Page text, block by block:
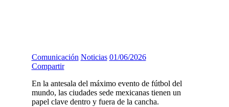
Comunicación Noticias 01/06/2026
Compartir
En la antesala del máximo evento de fútbol del
mundo, las ciudades sede mexicanas tienen un
papel clave dentro y fuera de la cancha.